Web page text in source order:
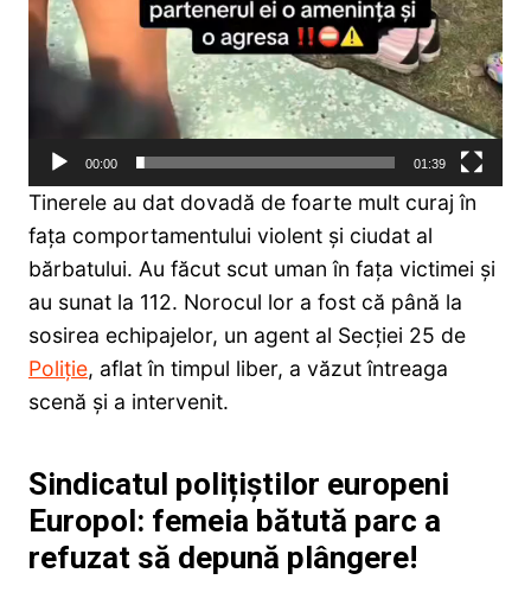
00:00 01:39
Tinerele au dat dovadă de foarte mult curaj în
fața comportamentului violent și ciudat al
bărbatului. Au făcut scut uman în fața victimei și
au sunat la 112. Norocul lor a fost că până la
sosirea echipajelor, un agent al Secției 25 de
Poliție, aflat în timpul liber, a văzut întreaga
scenă și a intervenit.
Sindicatul polițiștilor europeni
Europol: femeia bătută parc a
refuzat să depună plângere!